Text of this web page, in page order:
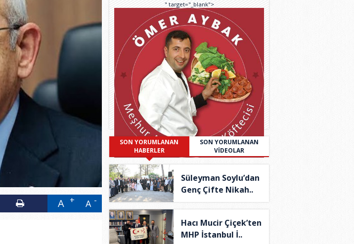
A A
" target="_blank">
SON YORUMLANAN
HABERLER
SON YORUMLANAN
VİDEOLAR
Süleyman Soylu’dan
Genç Çifte Nikah..
Hacı Mucir Çiçek’ten
MHP İstanbul İ..